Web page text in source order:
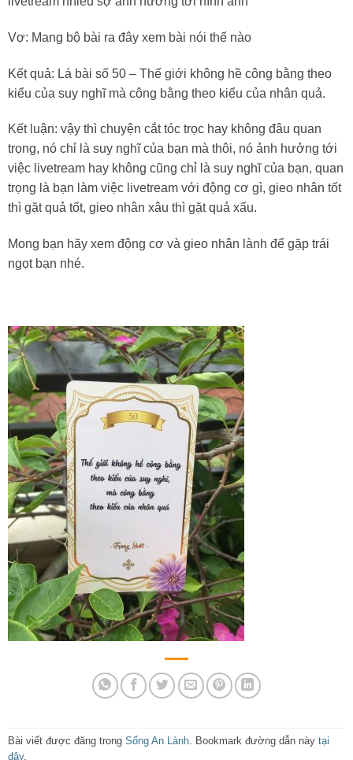
Vợ: Mang bộ bài ra đây xem bài nói thế nào
Kết quả: Lá bài số 50 – Thế giới không hề công bằng theo
kiểu của suy nghĩ mà công bằng theo kiểu của nhân quả.
Kết luận: vậy thì chuyện cắt tóc trọc hay không đâu quan
trọng, nó chỉ là suy nghĩ của bạn mà thôi, nó ảnh hưởng tới
việc livetream hay không cũng chỉ là suy nghĩ của bạn, quan
trọng là bạn làm việc livetream với động cơ gì, gieo nhân tốt
thì gặt quả tốt, gieo nhân xâu thì gặt quả xấu.
Mong bạn hãy xem động cơ và gieo nhân lành để gặp trái
ngọt bạn nhé.
Bài viết được đăng trong Sống An Lành. Bookmark đường dẫn này tại
đây.